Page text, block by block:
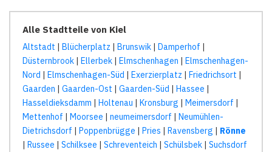
Alle Stadtteile von Kiel
Altstadt | Blücherplatz | Brunswik | Damperhof |
Düsternbrook | Ellerbek | Elmschenhagen | Elmschenhagen-
Nord | Elmschenhagen-Süd | Exerzierplatz | Friedrichsort |
Gaarden | Gaarden-Ost | Gaarden-Süd | Hassee |
Hasseldieksdamm | Holtenau | Kronsburg | Meimersdorf |
Mettenhof | Moorsee | neumeimersdorf | Neumühlen-
Dietrichsdorf | Poppenbrügge | Pries | Ravensberg | Rönne
| Russee | Schilksee | Schreventeich | Schülsbek | Suchsdorf